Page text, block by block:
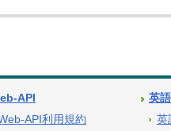
API
API利用規約
英
英